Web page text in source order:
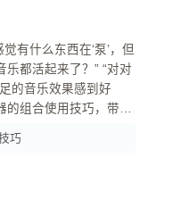
有什么东西在‘泵’，但
的组合使用技巧，带你
巧